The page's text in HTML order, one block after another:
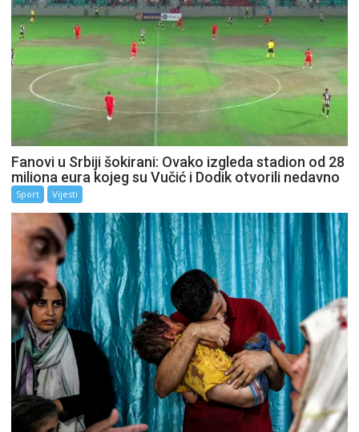
Fanovi u Srbiji šokirani: Ovako izgleda stadion od 28
miliona eura kojeg su Vučić i Dodik otvorili nedavno
Sport Vijesti